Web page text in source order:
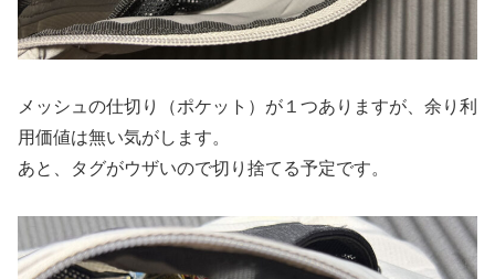
メッシュの仕切り（ポケット）が１つありますが、余り利
用価値は無い気がします。
あと、タグがウザいので切り捨てる予定です。